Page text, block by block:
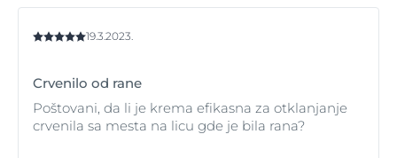
19.3.2023.
Crvenilo od rane
Poštovani, da li je krema efikasna za otklanjanje
crvenila sa mesta na licu gde je bila rana?